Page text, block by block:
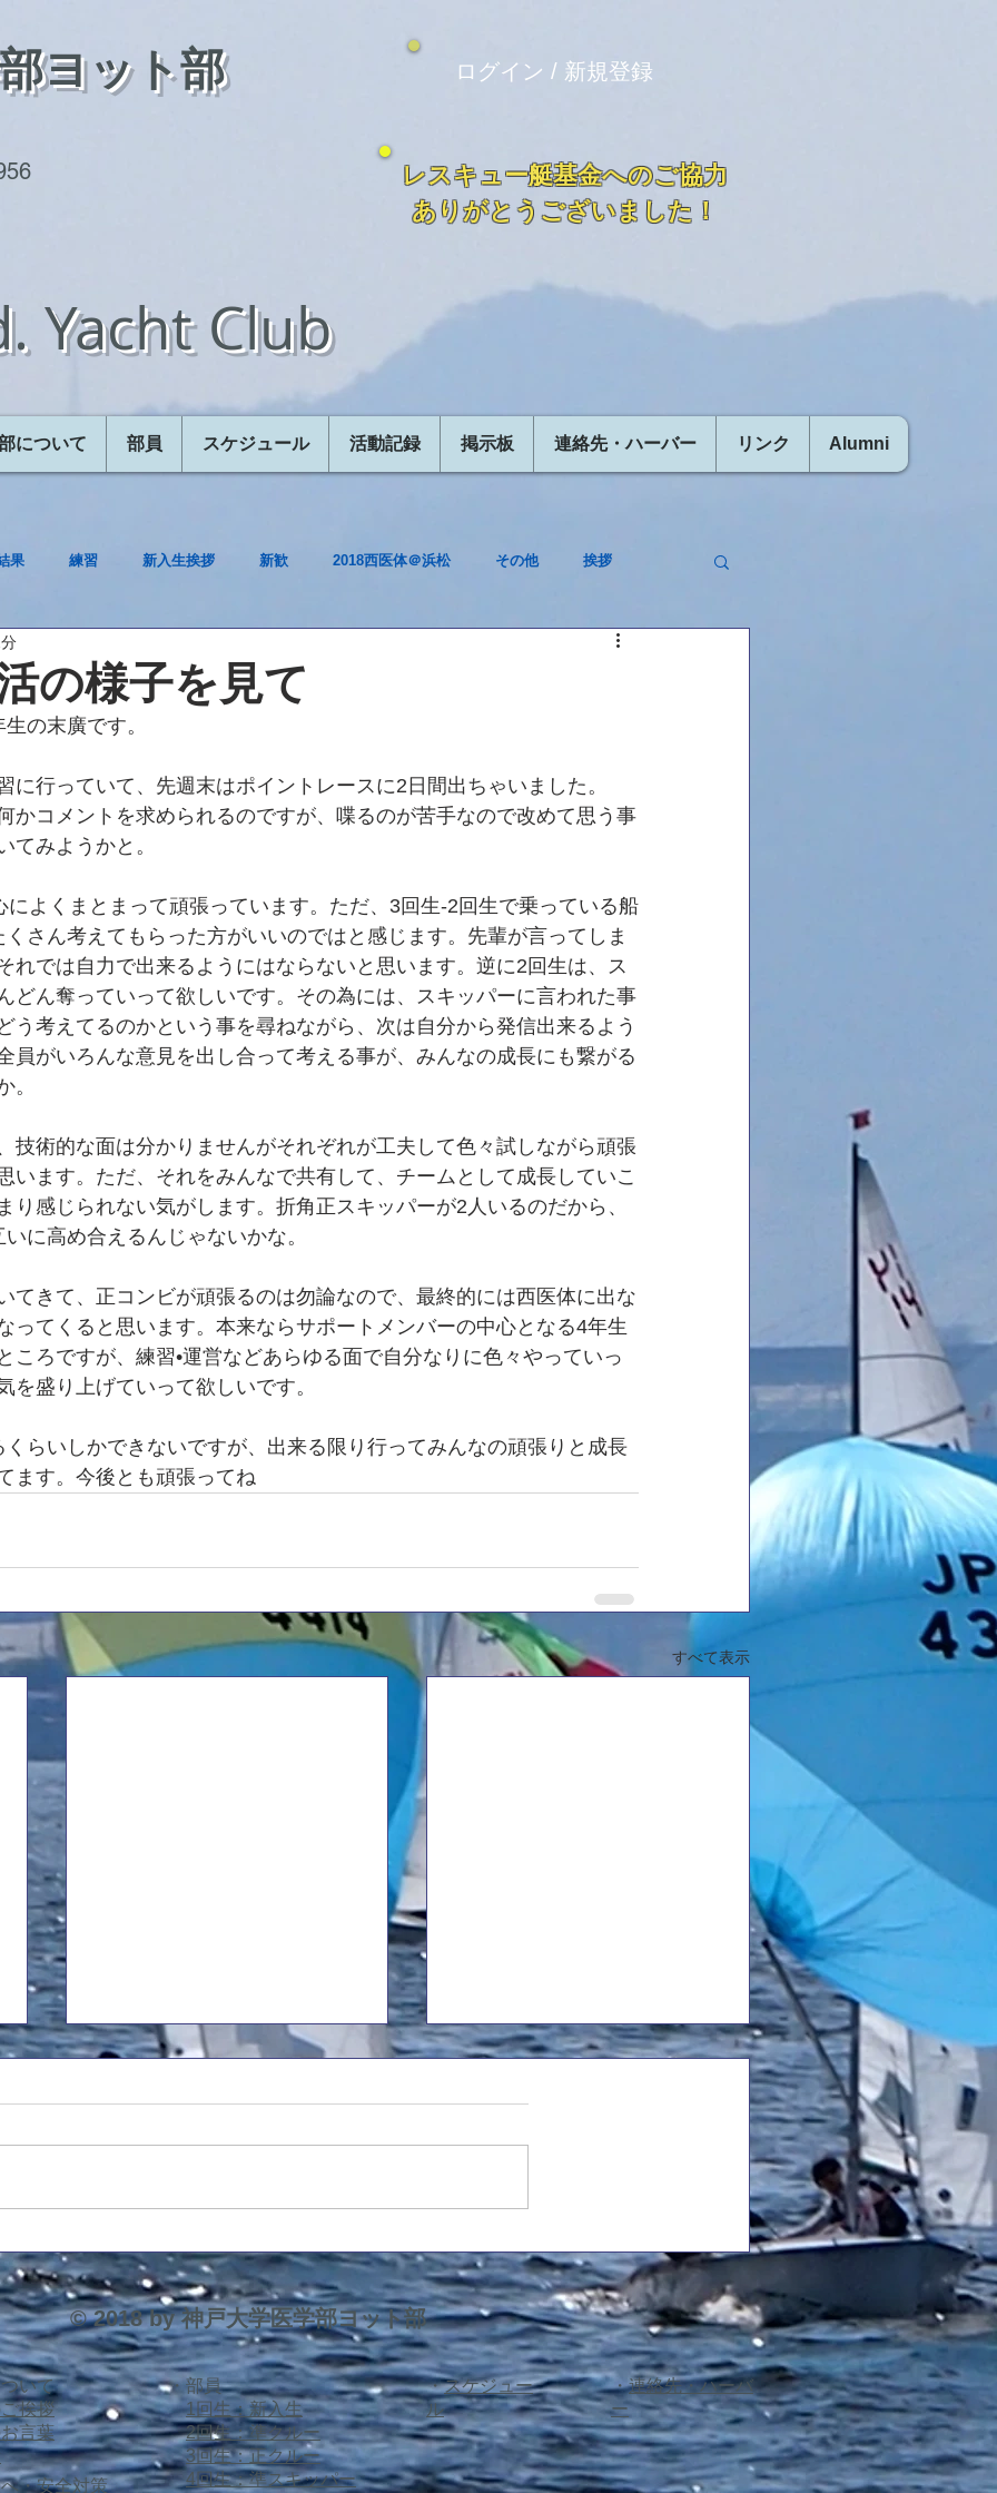
ヨット部 ログイン / 新規登録
レスキュー艇基金へのご協力
ありがとうございました！
Yacht Club
について 部員 スケジュール 活動記録 掲示板 連絡先・ハーバー リンク Alumni
果 練習 新入生挨拶 新歓 2018西医体＠浜松 その他 挨拶
の様子を見て
の末廣です。
に行っていて、先週末はポイントレースに2日間出ちゃいました。
かコメントを求められるのですが、喋るのが苦手なので改めて思う事
てみようかと。
によくまとまって頑張っています。ただ、3回生-2回生で乗っている船
さん考えてもらった方がいいのではと感じます。先輩が言ってしま
れでは自力で出来るようにはならないと思います。逆に2回生は、ス
どん奪っていって欲しいです。その為には、スキッパーに言われた事
う考えてるのかという事を尋ねながら、次は自分から発信出来るよう
員がいろんな意見を出し合って考える事が、みんなの成長にも繋がる
。
技術的な面は分かりませんがそれぞれが工夫して色々試しながら頑張
います。ただ、それをみんなで共有して、チームとして成長していこ
り感じられない気がします。折角正スキッパーが2人いるのだから、
に高め合えるんじゃないかな。
てきて、正コンビが頑張るのは勿論なので、最終的には西医体に出な
ってくると思います。本来ならサポートメンバーの中心となる4年生
ころですが、練習•運営などあらゆる面で自分なりに色々やっていっ
を盛り上げていって欲しいです。
らいしかできないですが、出来る限り行ってみんなの頑張りと成長
ます。今後とも頑張ってね
すべて表示
前主将引退挨拶
平素より大変お世話になっており
だきましたので、ご挨拶申し上げ
たに主将として部を率いますの
で、引き続き応援のほど宜しくお
願い申し上げます。 主将として
の1年間を振り返りますと、本当
にOB・OGの先生方に支えていた
だいた1年だったと思います。特
に今年は新たな支援艇の購入とい
う大き
2025年度西医体のご案内
応援にお越しいただくOB・OGの
(470級) 4655 杉山(5)/中嶋(3)
ター艇) 大浦(3)/河野(2)...
© 2018 by 神戸大学医学部ヨット部
いて
挨拶
言葉
・安全対策
・部員
1回生：新入生
2回生：準クルー
3回生：正クルー
4回生：準スキッパー
​・スケジュー
ル
​・連絡先・ハーバ
ー